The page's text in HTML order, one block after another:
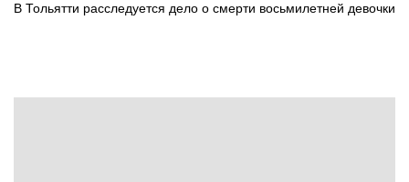
В Тольятти расследуется дело о смерти восьмилетней девочки